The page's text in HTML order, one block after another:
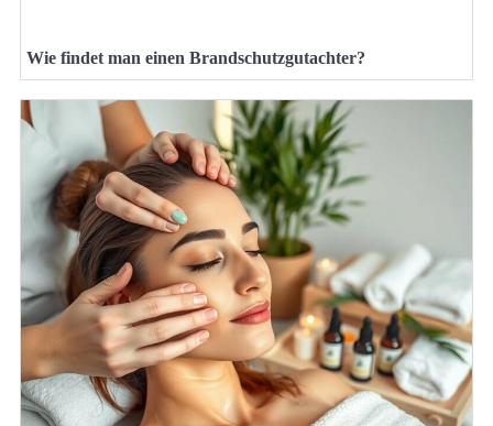
Wie findet man einen Brandschutzgutachter?